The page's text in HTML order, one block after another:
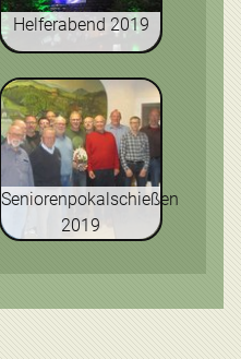
Helferabend 2019
Seniorenpokalschießen
2019